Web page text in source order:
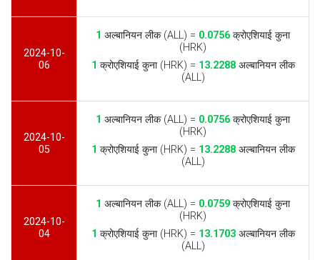
2024-10-
06
1 अल्बानियन लीक (ALL) = 0.0756 क्रोएशियाई कुना
(HRK)
1 क्रोएशियाई कुना (HRK) = 13.2288अल्बानियन लीक
(ALL)
2024-10-
05
1 अल्बानियन लीक (ALL) = 0.0756 क्रोएशियाई कुना
(HRK)
1 क्रोएशियाई कुना (HRK) = 13.2288अल्बानियन लीक
(ALL)
2024-10-
04
1 अल्बानियन लीक (ALL) = 0.0759 क्रोएशियाई कुना
(HRK)
1 क्रोएशियाई कुना (HRK) = 13.1703अल्बानियन लीक
(ALL)